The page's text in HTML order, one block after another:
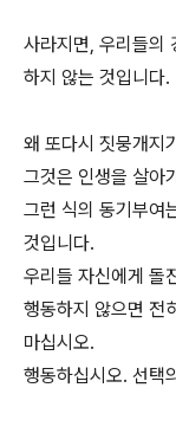
사라지면, 우리들의
하지 않는 것입니다.
왜 또다시 짓뭉개지
그것은 인생을 살아
그런 식의 동기부여
것입니다.
우리들 자신에게 돌
행동하지 않으면 전
마십시오.
행동하십시오. 선택